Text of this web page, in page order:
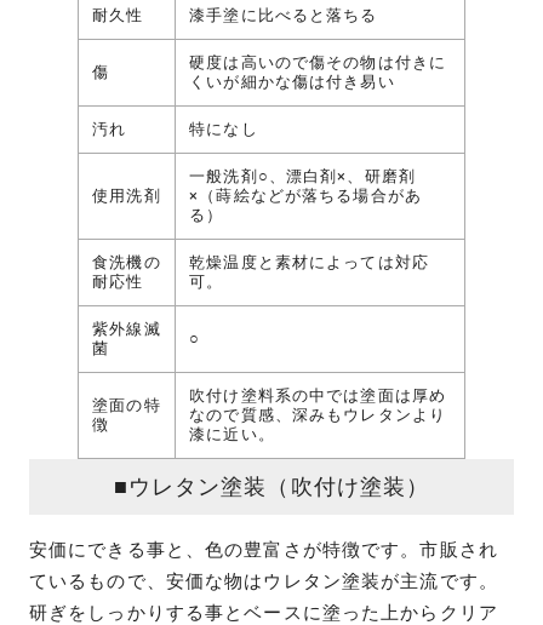
耐久性 漆手塗に比べると落ちる
傷
硬度は高いので傷その物は付きに
くいが細かな傷は付き易い
汚れ 特になし
使用洗剤
一般洗剤○、漂白剤×、研磨剤
×（蒔絵などが落ちる場合があ
る）
食洗機の
耐応性
乾燥温度と素材によっては対応
可。
紫外線滅
菌
○
塗面の特
徴
吹付け塗料系の中では塗面は厚め
なので質感、深みもウレタンより
漆に近い。
■ウレタン塗装（吹付け塗装）
安価にできる事と、色の豊富さが特徴です。市販され
ているもので、安価な物はウレタン塗装が主流です。
研ぎをしっかりする事とベースに塗った上からクリア